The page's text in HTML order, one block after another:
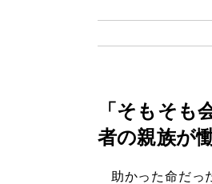
「そもそ
者の親族が
助かった命だっ